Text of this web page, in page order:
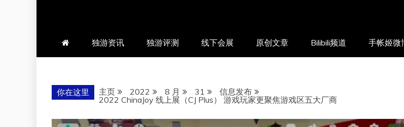
羽风手帐姬
独游资讯 独游评测 线下会展 原创文章 Bilibili频道 手帐姬微
你在这里 主页 2022 8 月 31
信息发布
2022 ChinaJoy 线上展（CJ Plus） 游戏玩家更聚焦游戏区五大厂商